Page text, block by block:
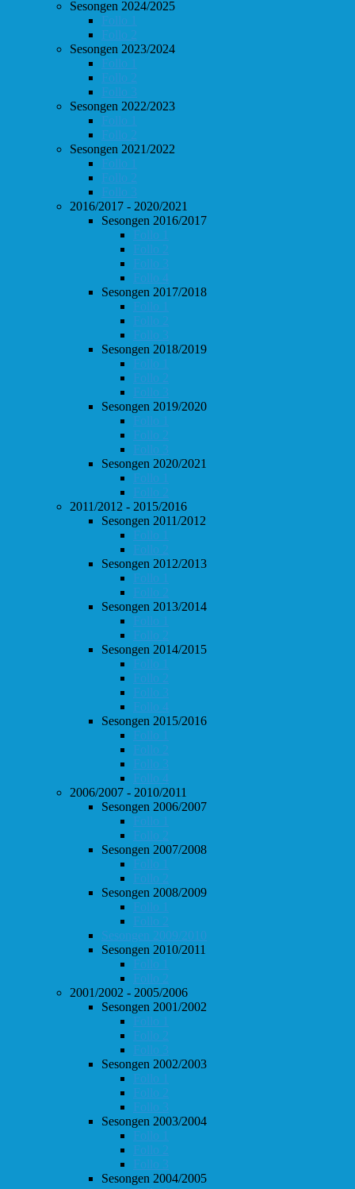
Sesongen 2024/2025
Follo 1
Follo 2
Sesongen 2023/2024
Follo 1
Follo 2
Follo 3
Sesongen 2022/2023
Follo 1
Follo 2
Sesongen 2021/2022
Follo 1
Follo 2
Follo 3
2016/2017 - 2020/2021
Sesongen 2016/2017
Follo 1
Follo 2
Follo 3
Follo 4
Sesongen 2017/2018
Follo 1
Follo 2
Follo 3
Sesongen 2018/2019
Follo 1
Follo 2
Follo 3
Sesongen 2019/2020
Follo 1
Follo 2
Follo 3
Sesongen 2020/2021
Follo 1
Follo 2
2011/2012 - 2015/2016
Sesongen 2011/2012
Follo 1
Follo 2
Sesongen 2012/2013
Follo 1
Follo 2
Sesongen 2013/2014
Follo 1
Follo 2
Sesongen 2014/2015
Follo 1
Follo 2
Follo 3
Follo 4
Sesongen 2015/2016
Follo 1
Follo 2
Follo 3
Follo 4
2006/2007 - 2010/2011
Sesongen 2006/2007
Follo 1
Follo 2
Sesongen 2007/2008
Follo 1
Follo 2
Sesongen 2008/2009
Follo 1
Follo 2
Sesongen 2009/2010
Sesongen 2010/2011
Follo 1
Follo 2
2001/2002 - 2005/2006
Sesongen 2001/2002
Follo 1
Follo 2
Follo 3
Sesongen 2002/2003
Follo 1
Follo 2
Follo 3
Sesongen 2003/2004
Follo 1
Follo 2
Follo 3
Sesongen 2004/2005